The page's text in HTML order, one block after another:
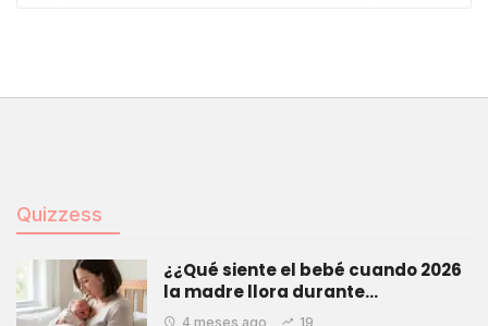
Quizzess
¿¿Qué siente el bebé cuando 2026
la madre llora durante…
4 meses ago 19